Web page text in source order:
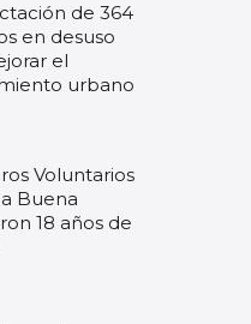
de 364
en desuso
el
urbano
Voluntarios
Buena
18 años de